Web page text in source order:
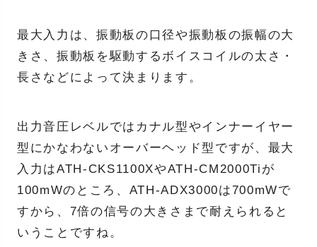
最大入力は、振動板の口径や振動板の振幅の大
きさ、振動板を駆動するボイスコイルの太さ・
長さなどによって決まります。
出力音圧レベルではカナル型やインナーイヤー
型にかなわないオーバーヘッド型ですが、最大
入力はATH-CKS1100XやATH-CM2000Tiが
100mWのところ、ATH-ADX3000は700mWで
すから、7倍の信号の大きさまで耐えられると
いうことですね。